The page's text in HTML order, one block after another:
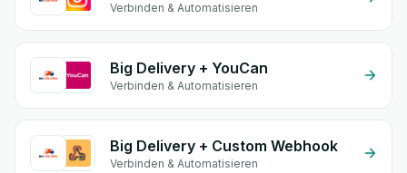
Verbinden & Automatisieren
Big Delivery + YouCan
Verbinden & Automatisieren
Big Delivery + Custom Webhook
Verbinden & Automatisieren